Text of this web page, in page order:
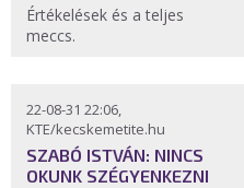
Értékelések és a teljes
meccs.
22-08-31 22:06,
KTE/kecskemetite.hu
SZABÓ ISTVÁN: NINCS
OKUNK SZÉGYENKEZNI